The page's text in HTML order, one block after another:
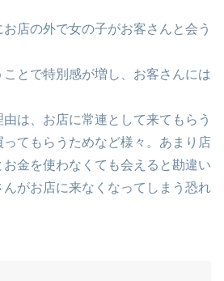
店の外で女の子がお客さんと会う
とで特別感が増し、お客さんには
は、お店に常連として来てもらう
てもらうためなど様々。あまり店
金を使わなくても会えると勘違い
がお店に来なくなってしまう恐れ